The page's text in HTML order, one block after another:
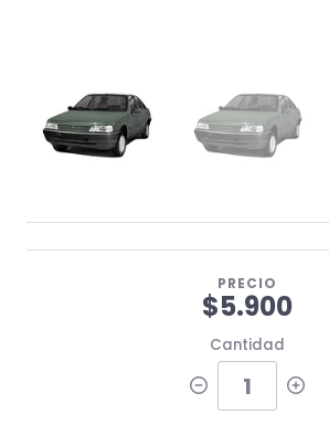
PRECIO
$5.900
Cantidad